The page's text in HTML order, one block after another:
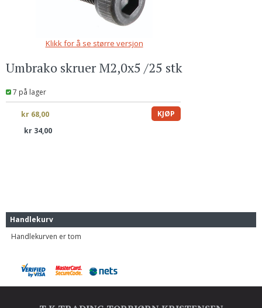
Klikk for å se større versjon
Umbrako skruer M2,0x5 /25 stk
lager
7 på lager
kr 68,00
kr 34,00
Handlekurv
Handlekurven er tom